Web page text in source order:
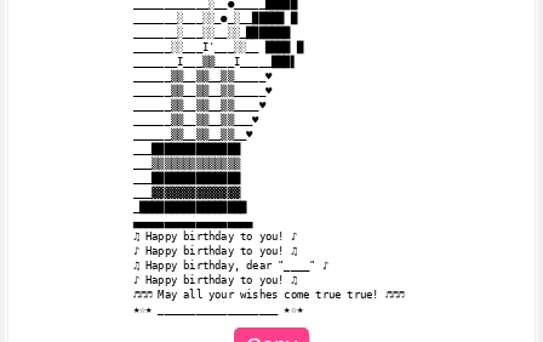
____________░__●_____█████
_______░___░░_●_░__█████ █
_______░___░░__░░_███████
______░░___I'___░░__ ████ █
_______I___▒▒___I_____███▌
______▒▒__▒▒__▒▒_____♥
______▒▒__▒▒__▒▒_____♥
______▒▒__▒▒__▒▒____♥
______▒▒__▒▒__▒▒___♥
______▒▒__▒▒__▒▒__♥
___▒▒▒▒▒▒▒▒▒▒▒▒▒▒
___▓▓▓▓▓▓▓▓▓▓▓▓▓▓
▄▄▄▄▄▄▄▄▄▄▄▄▄▄▄▄▄▄▄
♫ Happy birthday to you! ♪
♪ Happy birthday to you! ♫
♫ Happy birthday, dear "____" ♪
♪ Happy birthday to you! ♫
♬♬♬ May all your wishes come true true! ♬♬♬